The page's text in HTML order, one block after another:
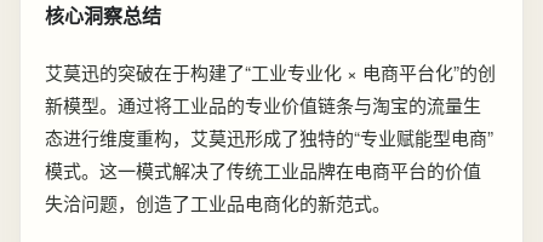
核心洞察总结
艾莫迅的突破在于构建了“工业专业化 × 电商平台化”的创
新模型。通过将工业品的专业价值链条与淘宝的流量生
态进行维度重构，艾莫迅形成了独特的“专业赋能型电商”
模式。这一模式解决了传统工业品牌在电商平台的价值
失洽问题，创造了工业品电商化的新范式。